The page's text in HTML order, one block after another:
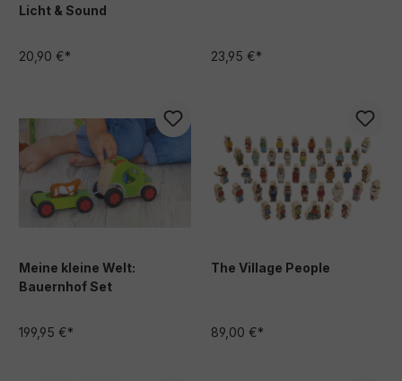
Licht & Sound
20,90 €* 23,95 €*
Meine kleine Welt:
Bauernhof Set
199,95 €*
The Village People
89,00 €*